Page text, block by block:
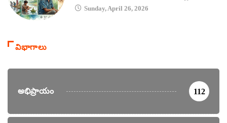
Sunday, April 26, 2026
విభాగాలు
అభిప్రాయం 112